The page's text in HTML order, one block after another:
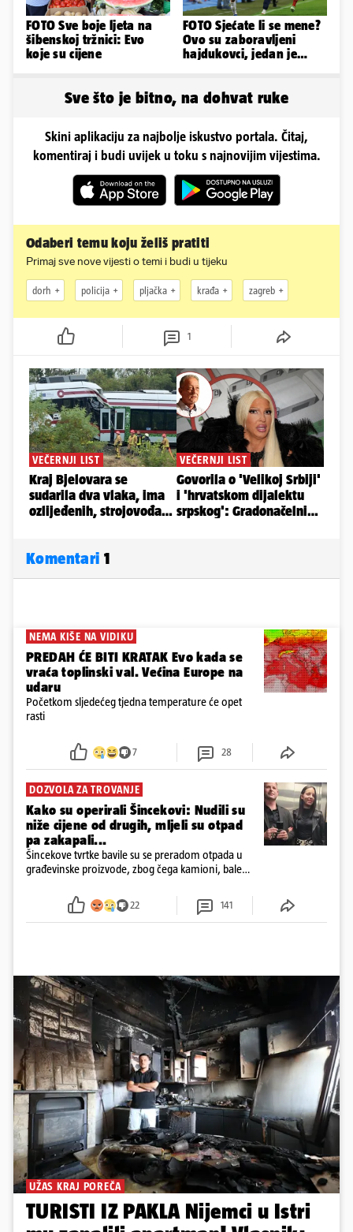
FOTO Sve boje ljeta na
šibenskoj tržnici: Evo
koje su cijene
FOTO Sjećate li se mene?
Ovo su zaboravljeni
hajdukovci, jedan je
Sve što je bitno, na dohvat ruke
Skini aplikaciju za najbolje iskustvo portala. Čitaj,
komentiraj i budi uvijek u toku s najnovijim vijestima.
Odaberi temu koju želiš pratiti
Primaj sve nove vijesti o temi i budi u tijeku
dorh policija pljačka krađa zagreb
1
Komentari 1
NEMA KIŠE NA VIDIKU
PREDAH ĆE BITI KRATAK Evo kada se
vraća toplinski val. Većina Europe na
udaru
Početkom sljedećeg tjedna temperature će opet
rasti
7 28
DOZVOLA ZA TROVANJE
Kako su operirali Šincekovi: Nudili su
niže cijene od drugih, mljeli su otpad
pa zakapali...
Šincekove tvrtke bavile su se preradom otpada u
građevinske proizvode, zbog čega kamioni, bale
22 141
UŽAS KRAJ POREČA
TURISTI IZ PAKLA Nijemci u Istri